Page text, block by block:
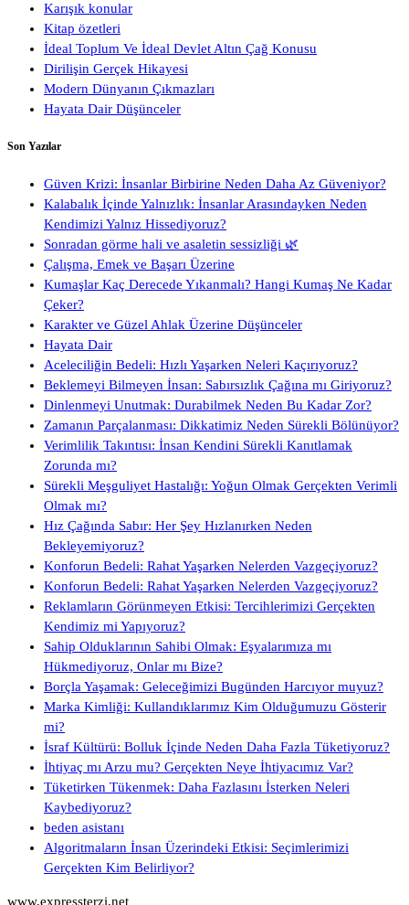
Karışık konular
Kitap özetleri
İdeal Toplum Ve İdeal Devlet Altın Çağ Konusu
Dirilişin Gerçek Hikayesi
Modern Dünyanın Çıkmazları
Hayata Dair Düşünceler
Son Yazılar
Güven Krizi: İnsanlar Birbirine Neden Daha Az Güveniyor?
Kalabalık İçinde Yalnızlık: İnsanlar Arasındayken Neden
Kendimizi Yalnız Hissediyoruz?
Sonradan görme hali ve asaletin sessizliği 🌿
Çalışma, Emek ve Başarı Üzerine
Kumaşlar Kaç Derecede Yıkanmalı? Hangi Kumaş Ne Kadar
Çeker?
Karakter ve Güzel Ahlak Üzerine Düşünceler
Hayata Dair
Aceleciliğin Bedeli: Hızlı Yaşarken Neleri Kaçırıyoruz?
Beklemeyi Bilmeyen İnsan: Sabırsızlık Çağına mı Giriyoruz?
Dinlenmeyi Unutmak: Durabilmek Neden Bu Kadar Zor?
Zamanın Parçalanması: Dikkatimiz Neden Sürekli Bölünüyor?
Verimlilik Takıntısı: İnsan Kendini Sürekli Kanıtlamak
Zorunda mı?
Sürekli Meşguliyet Hastalığı: Yoğun Olmak Gerçekten Verimli
Olmak mı?
Hız Çağında Sabır: Her Şey Hızlanırken Neden
Bekleyemiyoruz?
Konforun Bedeli: Rahat Yaşarken Nelerden Vazgeçiyoruz?
Konforun Bedeli: Rahat Yaşarken Nelerden Vazgeçiyoruz?
Reklamların Görünmeyen Etkisi: Tercihlerimizi Gerçekten
Kendimiz mi Yapıyoruz?
Sahip Olduklarının Sahibi Olmak: Eşyalarımıza mı
Hükmediyoruz, Onlar mı Bize?
Borçla Yaşamak: Geleceğimizi Bugünden Harcıyor muyuz?
Marka Kimliği: Kullandıklarımız Kim Olduğumuzu Gösterir
mi?
İsraf Kültürü: Bolluk İçinde Neden Daha Fazla Tüketiyoruz?
İhtiyaç mı Arzu mu? Gerçekten Neye İhtiyacımız Var?
Tüketirken Tükenmek: Daha Fazlasını İsterken Neleri
Kaybediyoruz?
beden asistanı
Algoritmaların İnsan Üzerindeki Etkisi: Seçimlerimizi
Gerçekten Kim Belirliyor?
www.expressterzi.net